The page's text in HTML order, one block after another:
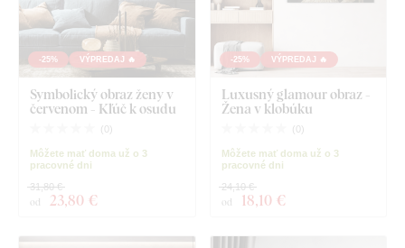
-25% VÝPREDAJ 🔥
Symbolický obraz ženy v
červenom - Kľúč k osudu
( 0)
Môžete mať doma už o 3
pracovné dni
od 23,80 €
31,80 €
-25% VÝPREDAJ 🔥
Luxusný glamour obraz -
Žena v klobúku
( 0)
Môžete mať doma už o 3
pracovné dni
od 18,10 €
24,10 €